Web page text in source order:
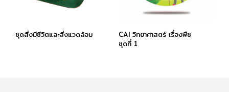
ชุดสิ่งมีชีวิตและสิ่งแวดล้อม
CAI วิทยาศาสตร์ เรื่องพืช
ชุดที่ 1